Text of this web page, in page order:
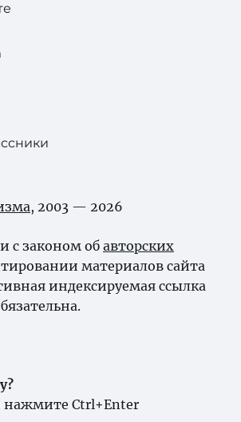
, 2003 — 2026
с законом об авторских
материалов сайта
индексируемая ссылка
нажмите Ctrl+Enter